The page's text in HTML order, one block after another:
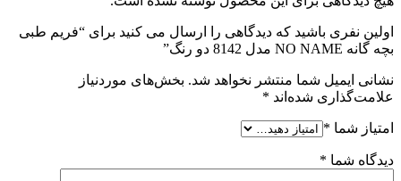
اولین نفری باشید که دیدگاهی را ارسال می کنید برای “فریم طبی
بچه گانه NO NAME مدل 8142 دو رنگ”
نشانی ایمیل شما منتشر نخواهد شد. بخش‌های موردنیاز
علامت‌گذاری شده‌اند *
امتیاز شما *
دیدگاه شما *